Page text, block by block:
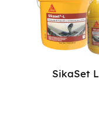
SikaSet L